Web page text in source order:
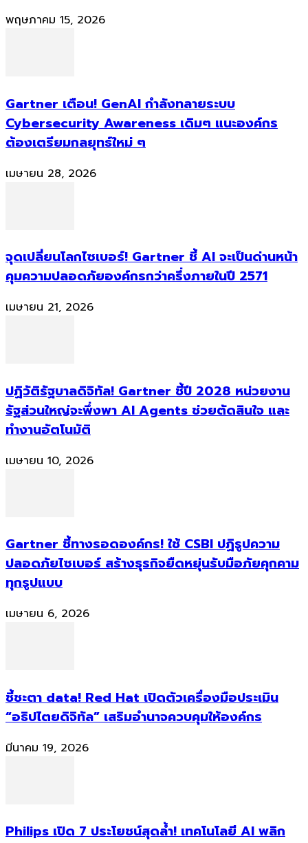
พฤษภาคม 15, 2026
Gartner เตือน! GenAI กำลังทลายระบบ
Cybersecurity Awareness เดิมๆ แนะองค์กร
ต้องเตรียมกลยุทธ์ใหม่ ๆ
เมษายน 28, 2026
จุดเปลี่ยนโลกไซเบอร์! Gartner ชี้ AI จะเป็นด่านหน้า
คุมความปลอดภัยองค์กรกว่าครึ่งภายในปี 2571
เมษายน 21, 2026
ปฏิวัติรัฐบาลดิจิทัล! Gartner ชี้ปี 2028 หน่วยงาน
รัฐส่วนใหญ่จะพึ่งพา AI Agents ช่วยตัดสินใจ และ
ทำงานอัตโนมัติ
เมษายน 10, 2026
Gartner ชี้ทางรอดองค์กร! ใช้ CSBI ปฏิรูปความ
ปลอดภัยไซเบอร์ สร้างธุรกิจยืดหยุ่นรับมือภัยคุกคาม
ทุกรูปแบบ
เมษายน 6, 2026
ชี้ชะตา data! Red Hat เปิดตัวเครื่องมือประเมิน
“อธิปไตยดิจิทัล” เสริมอำนาจควบคุมให้องค์กร
มีนาคม 19, 2026
Philips เปิด 7 ประโยชน์สุดล้ำ! เทคโนโลยี AI พลิก